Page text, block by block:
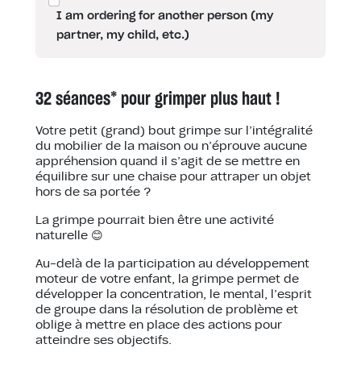
I am ordering for another person (my
partner, my child, etc.)
32 séances* pour grimper plus haut !
Votre petit (grand) bout grimpe sur l’intégralité
du mobilier de la maison ou n’éprouve aucune
appréhension quand il s’agit de se mettre en
équilibre sur une chaise pour attraper un objet
hors de sa portée ?
La grimpe pourrait bien être une activité
naturelle 😊
Au-delà de la participation au développement
moteur de votre enfant, la grimpe permet de
développer la concentration, le mental, l’esprit
de groupe dans la résolution de problème et
oblige à mettre en place des actions pour
atteindre ses objectifs.